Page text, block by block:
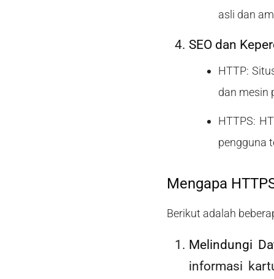
asli dan
SEO dan
HTTP:
dan mesin
HTTPS:
pengguna
Mengapa
Berikut adalah
Melindungi
informasi